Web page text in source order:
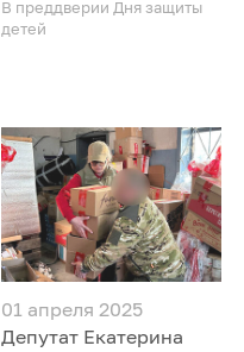
В преддверии Дня защиты
детей
01 апреля 2025
Депутат Екатерина